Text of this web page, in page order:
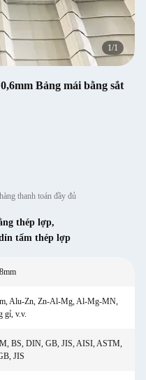
1/1
Bảng mái bằng sắt
thanh toán đầy đủ
thép lợp,
tấm thép lợp
Alu-Zn, Zn-Al-Mg, Al-Mg-MN,
gỉ, v.v.
BS, DIN, GB, JIS, AISI, ASTM,
JIS